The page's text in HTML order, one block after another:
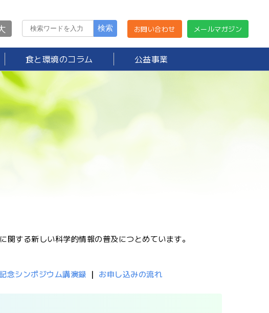
お問い合わせ メールマガジン
食と環境のコラム 公益事業
する新しい科学的情報の普及につとめています。
念シンポジウム講演録 ｜ お申し込みの流れ